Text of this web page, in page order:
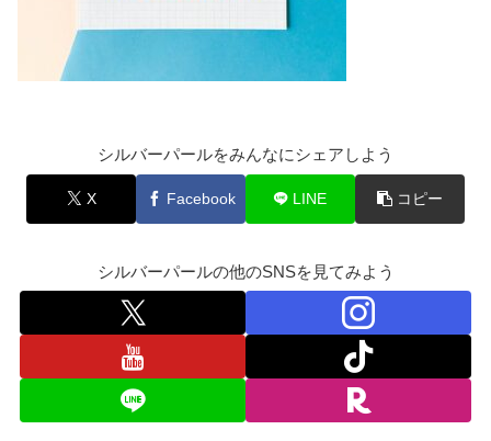
シルバーパールをみんなにシェアしよう
X Facebook LINE コピー
シルバーパールの他のSNSを見てみよう